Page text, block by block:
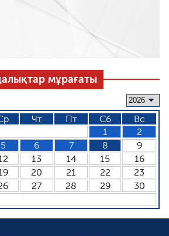
мұрағаты
Чт Пт Сб
Вс
1
2
5 6 7 8
9
13 14 15
16
20 21 22
23
27 28 29
30